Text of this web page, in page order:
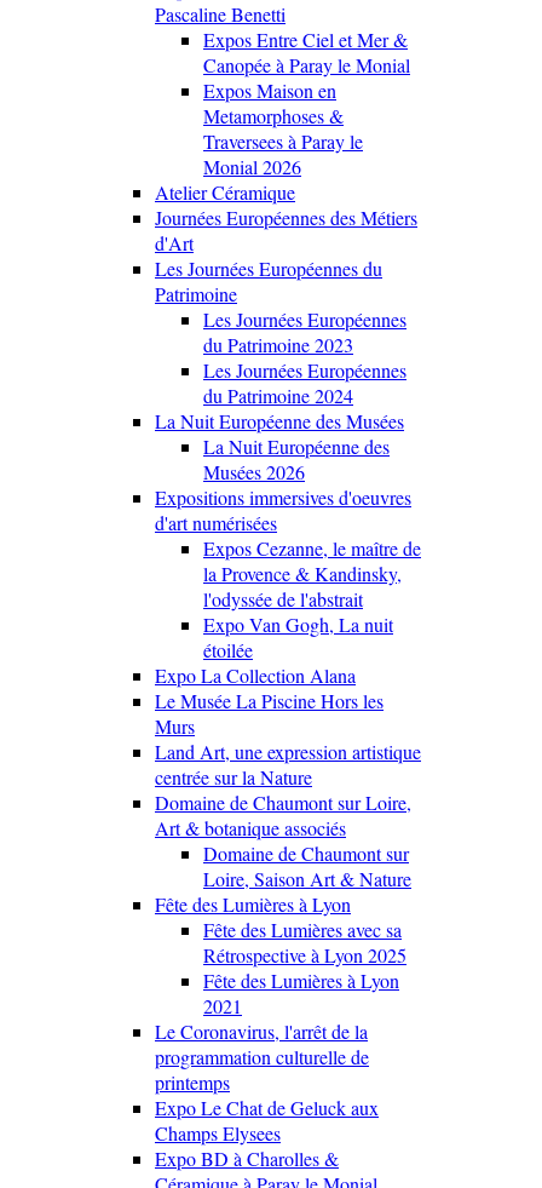
Pascaline Benetti
Expos Entre Ciel et Mer &
Canopée à Paray le Monial
Expos Maison en
Metamorphoses &
Traversees à Paray le
Monial 2026
Atelier Céramique
Journées Européennes des Métiers
d'Art
Les Journées Européennes du
Patrimoine
Les Journées Européennes
du Patrimoine 2023
Les Journées Européennes
du Patrimoine 2024
La Nuit Européenne des Musées
La Nuit Européenne des
Musées 2026
Expositions immersives d'oeuvres
d'art numérisées
Expos Cezanne, le maître de
la Provence & Kandinsky,
l'odyssée de l'abstrait
Expo Van Gogh, La nuit
étoilée
Expo La Collection Alana
Le Musée La Piscine Hors les
Murs
Land Art, une expression artistique
centrée sur la Nature
Domaine de Chaumont sur Loire,
Art & botanique associés
Domaine de Chaumont sur
Loire, Saison Art & Nature
Fête des Lumières à Lyon
Fête des Lumières avec sa
Rétrospective à Lyon 2025
Fête des Lumières à Lyon
2021
Le Coronavirus, l'arrêt de la
programmation culturelle de
printemps
Expo Le Chat de Geluck aux
Champs Elysees
Expo BD à Charolles &